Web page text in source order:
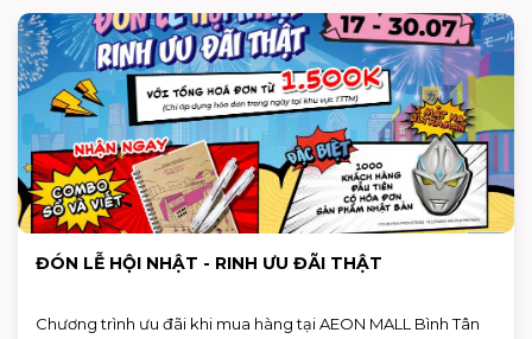
ĐÓN LỄ HỘI NHẬT - RINH ƯU ĐÃI THẬT
Chương trình ưu đãi khi mua hàng tại AEON MALL Bình Tân